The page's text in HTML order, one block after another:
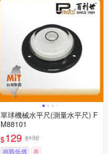
單球機械水平尺(測量水平尺) F
M88101
$129 $132
挑戰低價
券